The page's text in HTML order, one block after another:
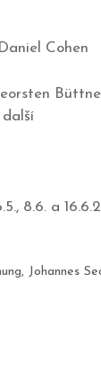
Cohen
8.6. a
, Johannes